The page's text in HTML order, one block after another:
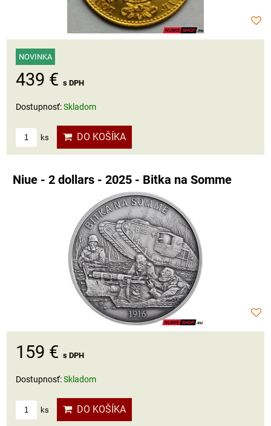
NOVINKA
439 € s DPH
Dostupnosť:Skladom
ks DO KOŠÍKA
Niue - 2 dollars - 2025 - Bitka na Somme
159 € s DPH
Dostupnosť:Skladom
ks DO KOŠÍKA